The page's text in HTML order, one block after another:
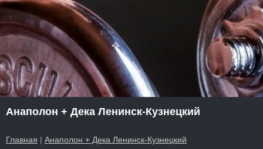
Анаполон + Дека Ленинск-Кузнецкий
Главная | Анаполон + Дека Ленинск-Кузнецкий